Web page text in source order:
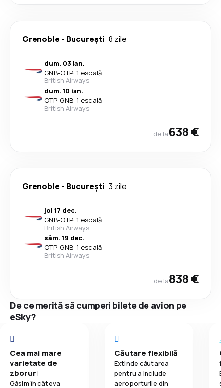
Grenoble - București 8 zile
dum. 03 ian.
GNB-OTP· 1 escală
British Airways
dum. 10 ian.
OTP-GNB· 1 escală
British Airways
de la638 €
Grenoble - București 3 zile
joi 17 dec.
GNB-OTP· 1 escală
British Airways
sâm. 19 dec.
OTP-GNB· 1 escală
British Airways
de la838 €
De ce merită să cumperi bilete de avion pe
eSky?
Cea mai mare
varietate de
zboruri
Găsim în câteva
Căutare flexibilă
Extinde căutarea
pentru a include
aeroporturile din